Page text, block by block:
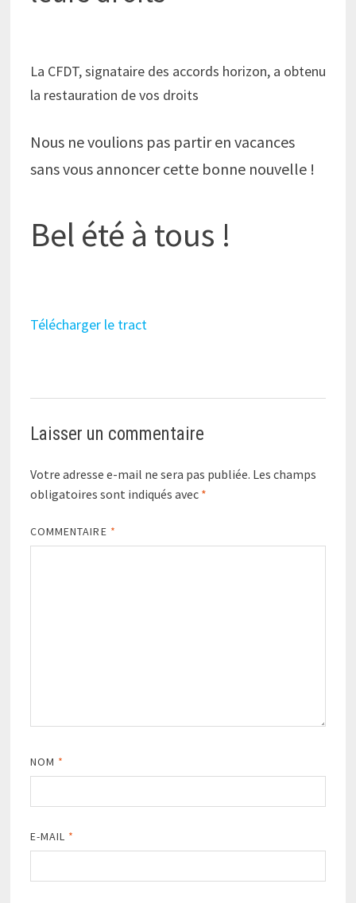
La CFDT, signataire des accords horizon, a obtenu
la restauration de vos droits
Nous ne voulions pas partir en vacances
sans vous annoncer cette bonne nouvelle !
Bel été à tous !
Télécharger le tract
Laisser un commentaire
Votre adresse e-mail ne sera pas publiée. Les champs
obligatoires sont indiqués avec *
COMMENTAIRE *
NOM *
E-MAIL *